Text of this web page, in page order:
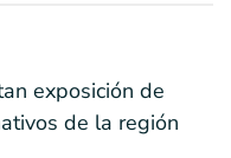
exposición de
de la región